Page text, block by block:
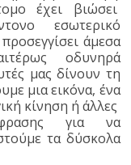
έχει βιώσει
εσωτερικό
άμεσα
οδυνηρά
μας δίνουν τη
μια εικόνα, ένα
κίνηση ή άλλες
για να
τα δύσκολα